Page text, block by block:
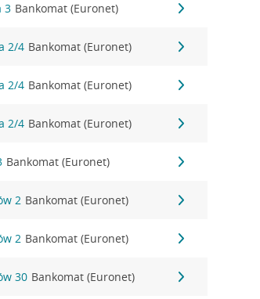
3 Bankomat (Euronet)
2/4 Bankomat (Euronet)
2/4 Bankomat (Euronet)
2/4 Bankomat (Euronet)
Bankomat (Euronet)
2 Bankomat (Euronet)
2 Bankomat (Euronet)
30 Bankomat (Euronet)